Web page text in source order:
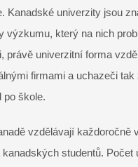
Kanadské univerzity jsou
výzkumu, který na nich
právě univerzitní forma
firmami a uchazeči
po škole.
vzdělávají každoročně
studentů. Počet